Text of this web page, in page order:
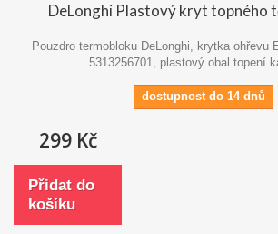
DeLonghi Plastový kryt topného
Pouzdro termobloku DeLonghi, krytka ohřevu
5313256701, plastový obal topení
dostupnost do 14 dnů
299 Kč
Přidat do
košíku